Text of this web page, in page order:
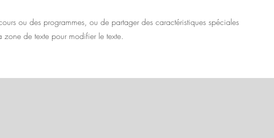
ou des programmes, ou de partager des caractéristiques spéciales
zone de texte pour modifier le texte.